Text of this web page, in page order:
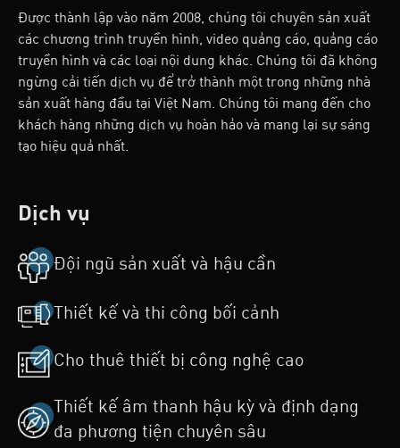
Được thành lập vào năm 2008, chúng tôi chuyên sản xuất
các chương trình truyền hình, video quảng cáo, quảng cáo
truyền hình và các loại nội dung khác. Chúng tôi đã không
ngừng cải tiến dịch vụ để trở thành một trong những nhà
sản xuất hàng đầu tại Việt Nam. Chúng tôi mang đến cho
khách hàng những dịch vụ hoàn hảo và mang lại sự sáng
tạo hiệu quả nhất.
Dịch vụ
Đội ngũ sản xuất và hậu cần
Thiết kế và thi công bối cảnh
Cho thuê thiết bị công nghệ cao
Thiết kế âm thanh hậu kỳ và định dạng
đa phương tiện chuyên sâu